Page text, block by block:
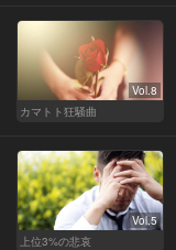
Vol.8
カマトト狂騒曲
Vol.5
上位3%の悲哀